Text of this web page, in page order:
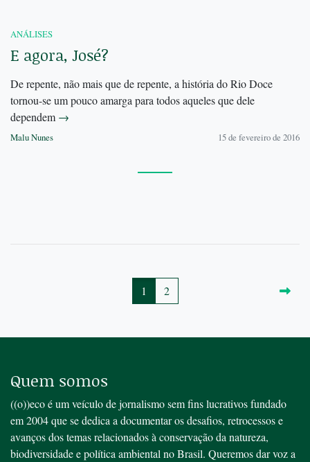
ANÁLISES
E agora, José?
De repente, não mais que de repente, a história do Rio Doce
tornou-se um pouco amarga para todos aqueles que dele
dependem →
Malu Nunes 15 de fevereiro de 2016
1 2
Quem somos
((o))eco é um veículo de jornalismo sem fins lucrativos fundado
em 2004 que se dedica a documentar os desafios, retrocessos e
avanços dos temas relacionados à conservação da natureza,
biodiversidade e política ambiental no Brasil. Queremos dar voz a